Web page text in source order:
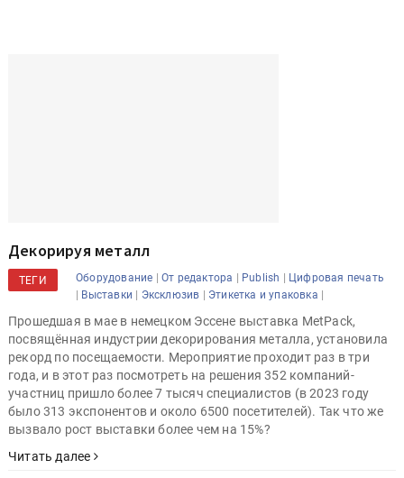
Декорируя металл
ТЕГИ Оборудование|От редактора|Publish|Цифровая печать
|Выставки|Эксклюзив|Этикетка и упаковка|
Прошедшая в мае в немецком Эссене выставка MetPack,
посвящённая индустрии декорирования металла, установила
рекорд по посещаемости. Мероприятие проходит раз в три
года, и в этот раз посмотреть на решения 352 компаний-
участниц пришло более 7 тысяч специалистов (в 2023 году
было 313 экспонентов и около 6500 посетителей). Так что же